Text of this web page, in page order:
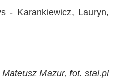
- Karankiewicz, Lauryn,
Mateusz Mazur, fot. stal.pl